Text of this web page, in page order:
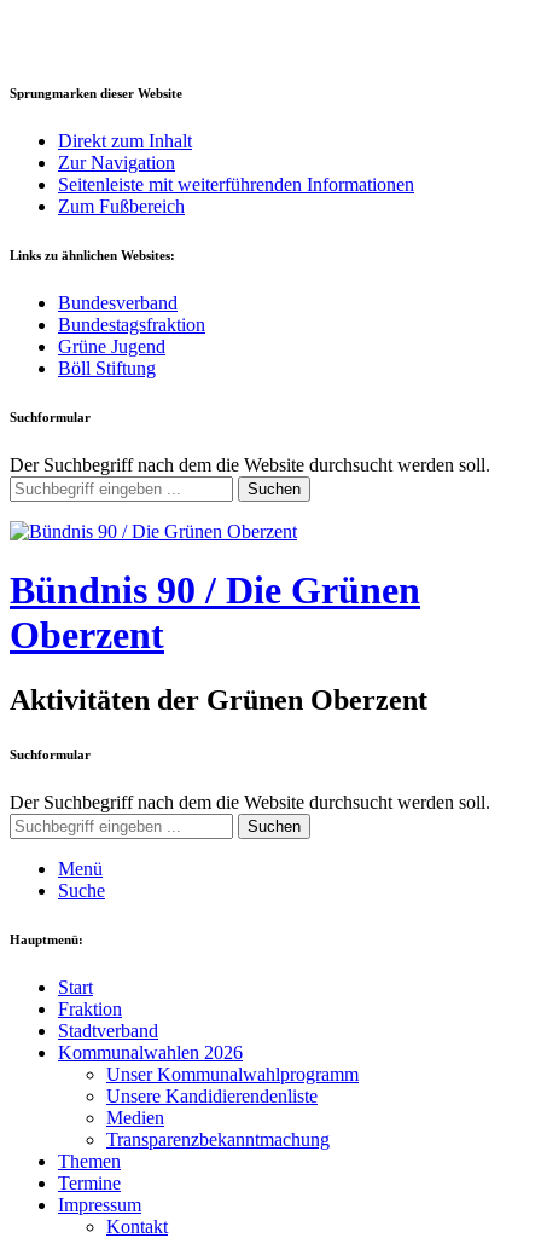
Sprungmarken dieser Website
Direkt zum Inhalt
Zur Navigation
Seitenleiste mit weiterführenden Informationen
Zum Fußbereich
Links zu ähnlichen Websites:
Bundesverband
Bundestagsfraktion
Grüne Jugend
Böll Stiftung
Suchformular
Der Suchbegriff nach dem die Website durchsucht werden soll.
Suchen
Bündnis 90 / Die Grünen
Oberzent
Aktivitäten der Grünen Oberzent
Suchformular
Der Suchbegriff nach dem die Website durchsucht werden soll.
Suchen
Menü
Suche
Hauptmenü:
Start
Fraktion
Stadtverband
Kommunalwahlen 2026
Unser Kommunalwahlprogramm
Unsere Kandidierendenliste
Medien
Transparenzbekanntmachung
Themen
Termine
Impressum
Kontakt